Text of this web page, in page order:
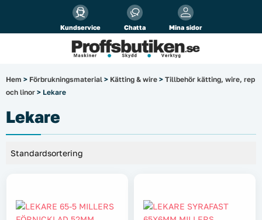
Kundservice Chatta Mina sidor
Alla priser visasinkl. moms!
Företag Privat
Arbetsplats
El & belysning
Fordonsbelysning & lastbilstillbehör
Garage & verkstad
Hem > Förbrukningsmaterial > Kätting & wire > Tillbehör kätting, wire, rep
och linor > Lekare
Lekare